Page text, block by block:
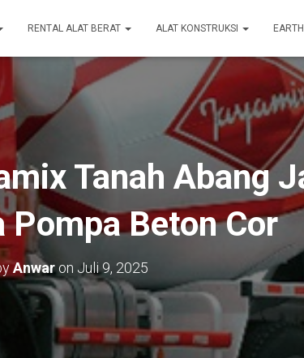
RENTAL ALAT BERAT ALAT KONSTRUKSI
Tanah Abang
Pompa Beton Cor
Anwaron Juli 9, 2025